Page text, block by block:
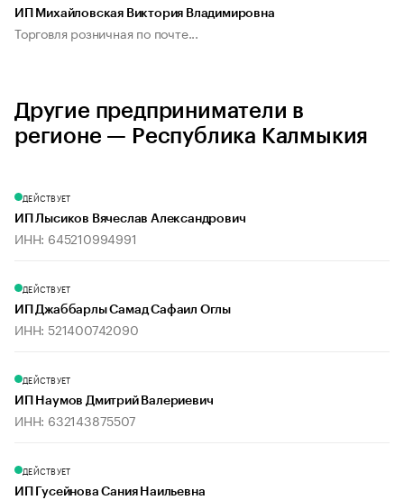
ИП Михайловская Виктория Владимировна
Торговля розничная по почте...
Другие предприниматели в
регионе — Республика Калмыкия
ДЕЙСТВУЕТ
ИП Лысиков Вячеслав Александрович
ИНН: 645210994991
ДЕЙСТВУЕТ
ИП Джаббарлы Самад Сафаил Оглы
ИНН: 521400742090
ДЕЙСТВУЕТ
ИП Наумов Дмитрий Валериевич
ИНН: 632143875507
ДЕЙСТВУЕТ
ИП Гусейнова Сания Наильевна